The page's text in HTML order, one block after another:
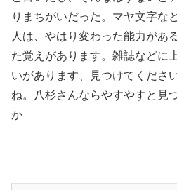
りまちがいだった。マヤ文字な
人は、やはり変わった能力があ
た覚えがあります。雑誌などに
いがあります、見つけてくださ
ね。八杉さんならやすやすと見
か